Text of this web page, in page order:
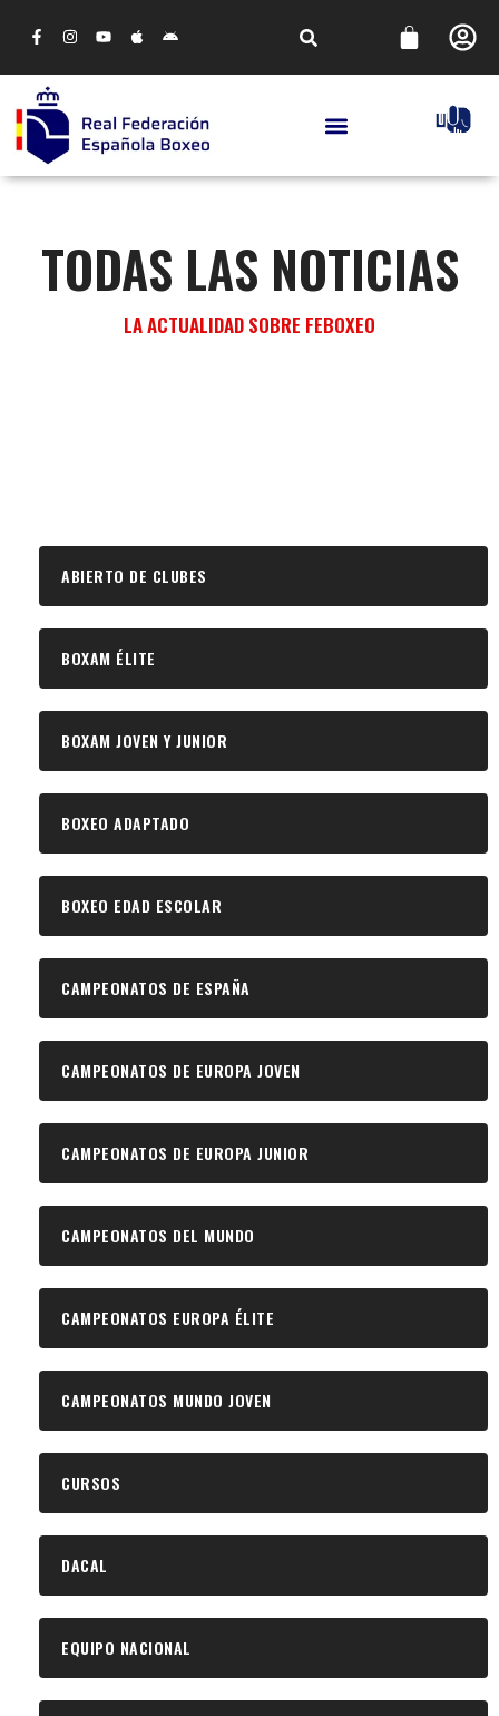
TODAS LAS NOTICIAS
LA ACTUALIDAD SOBRE FEBOXEO
ABIERTO DE CLUBES
BOXAM ÉLITE
BOXAM JOVEN Y JUNIOR
BOXEO ADAPTADO
BOXEO EDAD ESCOLAR
CAMPEONATOS DE ESPAÑA
CAMPEONATOS DE EUROPA JOVEN
CAMPEONATOS DE EUROPA JUNIOR
CAMPEONATOS DEL MUNDO
CAMPEONATOS EUROPA ÉLITE
CAMPEONATOS MUNDO JOVEN
CURSOS
DACAL
EQUIPO NACIONAL